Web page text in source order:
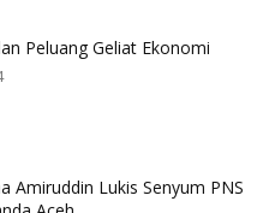
Peluang Geliat Ekonomi
Amiruddin Lukis Senyum PNS